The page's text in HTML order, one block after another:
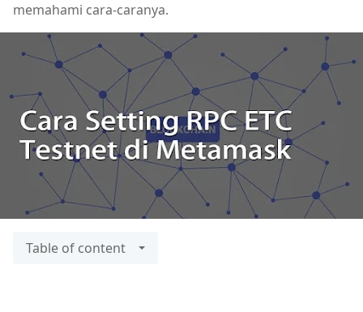
memahami cara-caranya.
Table of content